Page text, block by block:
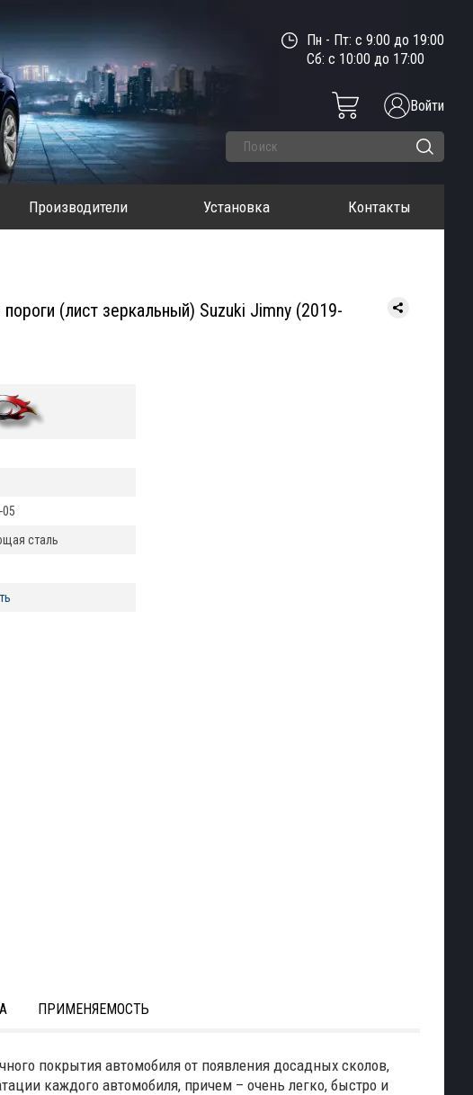
Пн - Пт: с 9:00 до 19:00
Сб: с 10:00 до 17:00
Войти
Производители Установка Контакты
(лист зеркальный) Suzuki Jimny (2019-
сталь
ПРИМЕНЯЕМОСТЬ
покрытия автомобиля от появления досадных сколов,
каждого автомобиля, причем – очень легко, быстро и